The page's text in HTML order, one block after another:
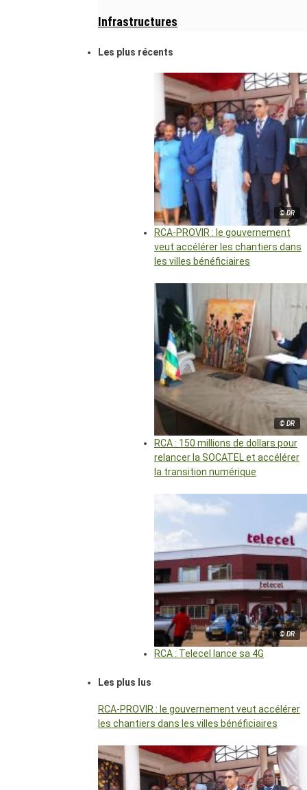
Infrastructures
Les plus récents
© DR
RCA-PROVIR : le gouvernement
veut accélérer les chantiers dans
les villes bénéficiaires
© DR
RCA : 150 millions de dollars pour
relancer la SOCATEL et accélérer
la transition numérique
© DR
RCA : Telecel lance sa 4G
Les plus lus
RCA-PROVIR : le gouvernement veut accélérer
les chantiers dans les villes bénéficiaires